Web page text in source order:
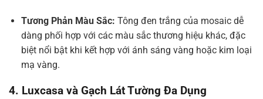
Tương Phản Màu Sắc: Tông đen trắng của mosaic dễ
dàng phối hợp với các màu sắc thương hiệu khác, đặc
biệt nổi bật khi kết hợp với ánh sáng vàng hoặc kim loại
mạ vàng.
4. Luxcasa và Gạch Lát Tường Đa Dụng